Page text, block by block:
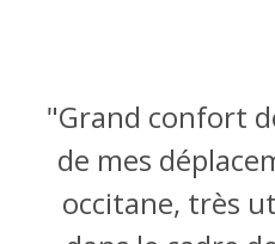
"Grand confort
de mes
occitane, très